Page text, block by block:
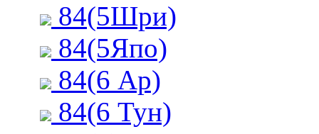
84(5Шри)
84(5Япо)
84(6 Ар)
84(6 Тун)